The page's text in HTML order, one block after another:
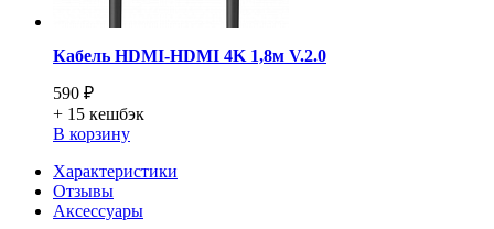
Кабель HDMI-HDMI 4K 1,8м V.2.0
590 ₽
+ 15 кешбэк
В корзину
Характеристики
Отзывы
Аксессуары